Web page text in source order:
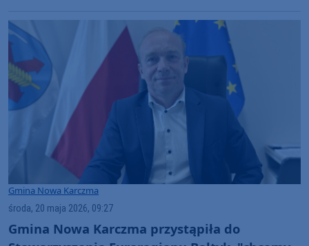
Gmina Nowa Karczma
środa, 20 maja 2026, 09:27
Gmina Nowa Karczma przystąpiła do